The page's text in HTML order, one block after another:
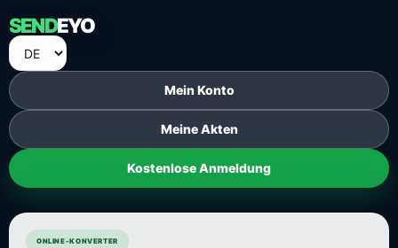
SENDEYO
Mein Konto
Meine Akten
Kostenlose Anmeldung
ONLINE-KONVERTER